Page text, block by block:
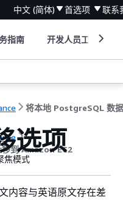
中文 (简体) 首选项 联系
指南 开发人员工具
到 Amazon EC2
选项
焦模式
内容与英语原文存在差